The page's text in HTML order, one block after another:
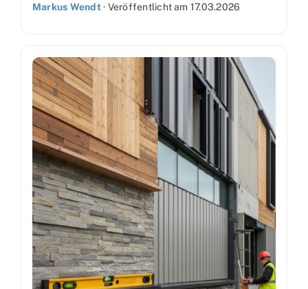
Markus Wendt· Veröffentlicht am 17.03.2026